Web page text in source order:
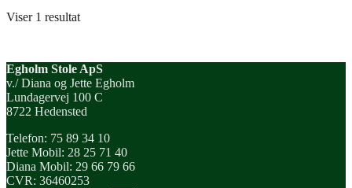
Viser 1 resultat
Egholm Stole ApS
v./ Diana og Jette Egholm
Lundagervej 100 C
8722 Hedensted
Telefon: 75 89 34 10
Jette Mobil: 28 25 71 40
Diana Mobil: 29 66 79 66
CVR: 36460253